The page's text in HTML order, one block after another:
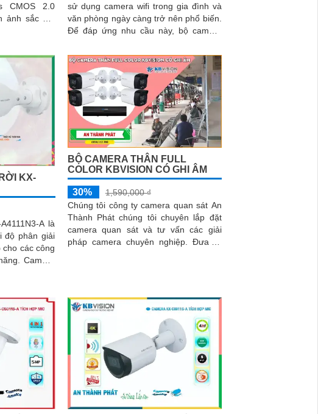
CMOS 2.0
ảnh sắc nét
sử dụng camera wifi trong gia đình và
văn phòng ngày càng trở nên phổ biến.
Để đáp ứng nhu cầu này, bộ camera
giá cả phải chăng và chất lượng ổn
KX-
A là
độ phân giải
các công
BỘ CAMERA THÂN FULL
COLOR KBVISION CÓ GHI ÂM
30%
1,590,000 ₫
Chúng tôi công ty camera quan sát An
Thành Phát chúng tôi chuyên lắp đặt
camera quan sát và tư vấn các giải
pháp camera chuyên nghiệp. Đưa ra